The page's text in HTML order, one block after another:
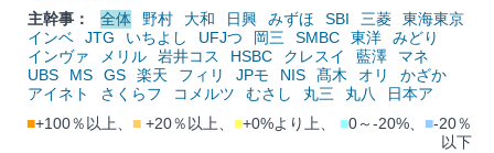
主幹事：
全体 野村 大和 日興 みずほ SBI 三菱
東海東京
インベ
JTG いちよし UFJつ 岡三 SMBC 東洋
みどり
インヴァ
メリル 岩井コス HSBC クレスイ 藍澤
マネ
UBS
MS GS 楽天 フィリ JPモ NIS 髙木 オリ
かざか
アイネト
さくらフ コメルツ むさし 丸三 丸八
日本ア
■+100％以上、 ■ +20％以上、 ■+0%より上、 ■0～-20%、 ■-20％
以下